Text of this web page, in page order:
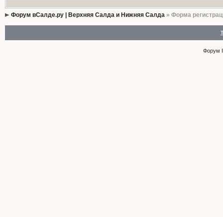
Форум вСалде.ру | Верхняя Салда и Нижняя Салда» Форма
Форум